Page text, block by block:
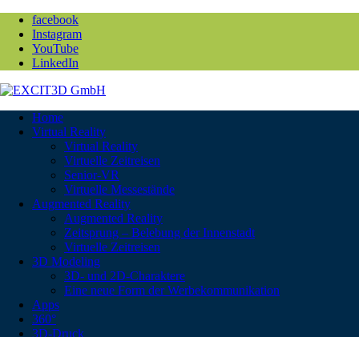
facebook
Instagram
YouTube
LinkedIn
Home
Virtual Reality
Virtual Reality
Virtuelle Zeitreisen
Senior-VR
Virtuelle Messestände
Augmented Reality
Augmented Reality
Zeitsprung – Belebung der Innenstadt
Virtuelle Zeitreisen
3D Modeling
3D- und 2D-Charaktere
Eine neue Form der Werbekommunikation
Apps
360°
3D-Druck